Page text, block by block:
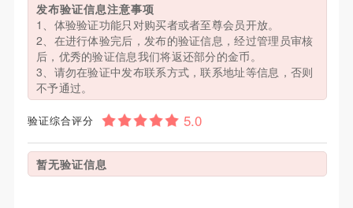
发布验证信息注意事项
1、体验验证功能只对购买者或者至尊会员开放。
2、在进行体验完后，发布的验证信息，经过管理员审核
后，优秀的验证信息我们将返还部分的金币。
3、请勿在验证中发布联系方式，联系地址等信息，否则
不予通过。
验证综合评分
暂无验证信息